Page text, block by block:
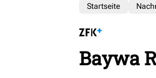
Startseite
Baywa